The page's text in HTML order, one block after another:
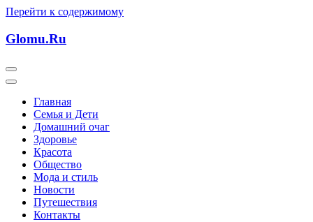
Перейти к содержимому
Glomu.Ru
Главная
Семья и Дети
Домашний очаг
Здоровье
Красота
Общество
Мода и стиль
Новости
Путешествия
Контакты